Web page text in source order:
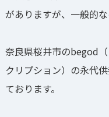
がありますが、一般的
奈良県桜井市のbegod
クリプション）の永代
ております。